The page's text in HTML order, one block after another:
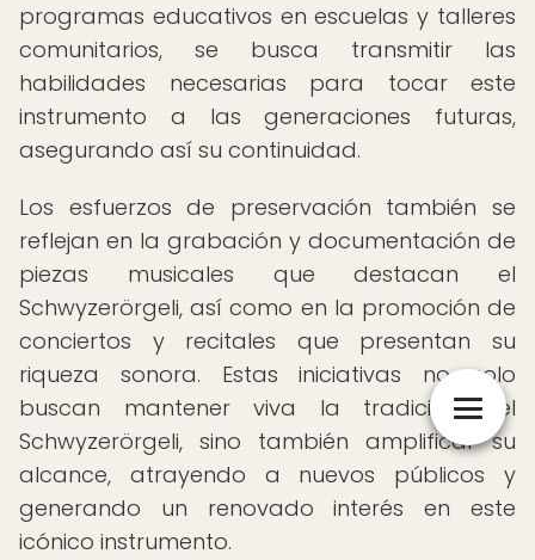
programas educativos en escuelas y talleres
comunitarios, se busca transmitir las
habilidades necesarias para tocar este
instrumento a las generaciones futuras,
asegurando así su continuidad.
Los esfuerzos de preservación también se
reflejan en la grabación y documentación de
piezas musicales que destacan el
Schwyzerörgeli, así como en la promoción de
conciertos y recitales que presentan su
riqueza sonora. Estas iniciativas no solo
buscan mantener viva la tradición del
Schwyzerörgeli, sino también amplificar su
alcance, atrayendo a nuevos públicos y
generando un renovado interés en este
icónico instrumento.